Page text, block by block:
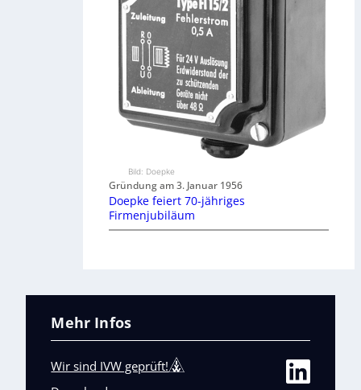
Bild: Doepke
Gründung am 3. Januar 1956
Doepke feiert 70-jähriges
Firmenjubiläum
Mehr Infos
Wir sind IVW geprüft!